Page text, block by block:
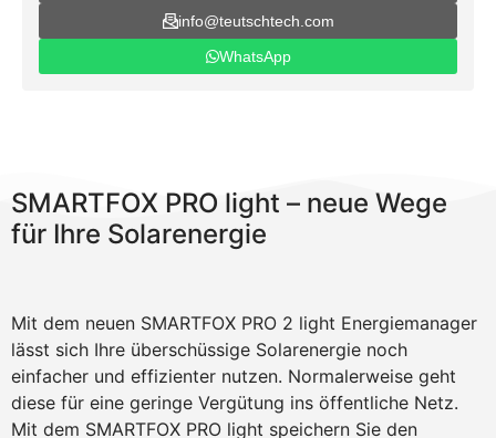
info@teutschtech.com
WhatsApp
SMARTFOX PRO light – neue Wege
für Ihre Solarenergie
Mit dem neuen SMARTFOX PRO 2 light Energiemanager
lässt sich Ihre überschüssige Solarenergie noch
einfacher und effizienter nutzen. Normalerweise geht
diese für eine geringe Vergütung ins öffentliche Netz.
Mit dem SMARTFOX PRO light speichern Sie den